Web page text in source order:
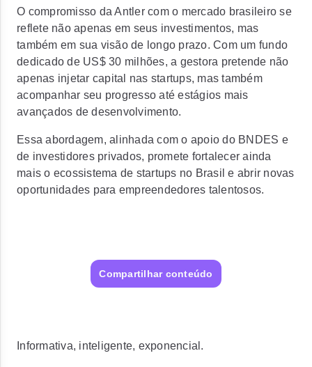
O compromisso da Antler com o mercado brasileiro se
reflete não apenas em seus investimentos, mas
também em sua visão de longo prazo. Com um fundo
dedicado de US$ 30 milhões, a gestora pretende não
apenas injetar capital nas startups, mas também
acompanhar seu progresso até estágios mais
avançados de desenvolvimento.
Essa abordagem, alinhada com o apoio do BNDES e
de investidores privados, promete fortalecer ainda
mais o ecossistema de startups no Brasil e abrir novas
oportunidades para empreendedores talentosos.
Compartilhar conteúdo
Informativa, inteligente, exponencial.